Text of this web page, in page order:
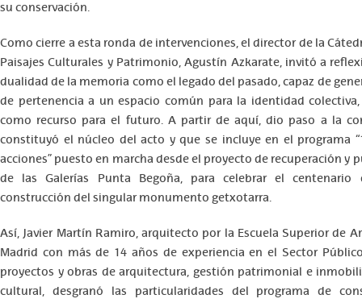
su conservación.
Como cierre a esta ronda de intervenciones, el director de la
Paisajes Culturales y Patrimonio, Agustín Azkarate, invitó a
dualidad de la memoria como el legado del pasado, capaz de
de pertenencia a un espacio común para la identidad
como recurso para el futuro. A partir de aquí, dio paso a la
constituyó el núcleo del acto y que se incluye en el programa
acciones” puesto en marcha desde el proyecto de recuperación y
de las Galerías Punta Begoña, para celebrar el centenario
construcción del singular monumento getxotarra.
Así, Javier Martín Ramiro, arquitecto por la Escuela Superior de
Madrid con más de 14 años de experiencia en el Sector
proyectos y obras de arquitectura, gestión patrimonial e
cultural, desgranó las particularidades del programa de